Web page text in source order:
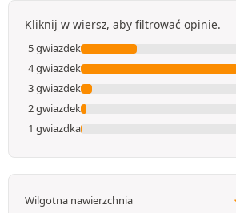
Kliknij w wiersz, aby filtrować opinie.
5 gwiazdek
4 gwiazdek
3 gwiazdek
2 gwiazdek
1 gwiazdka
Wilgotna nawierzchnia